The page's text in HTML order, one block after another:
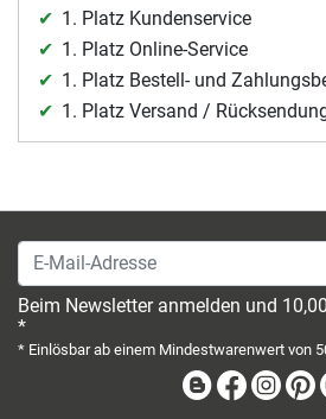
1. Platz Kundenservice
1. Platz Online-Service
1. Platz Bestell- und
1. Platz Versand /
E-Mail-Adresse
Beim Newsletter anmelden und
*
* Einlösbar ab einem Mindestwarenwert von
Blog